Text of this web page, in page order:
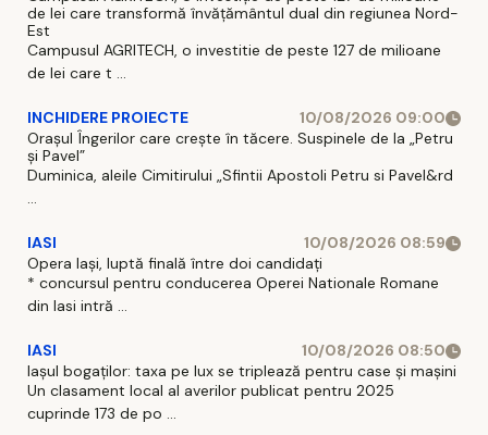
de lei care transformă învățământul dual din regiunea Nord-
Est
Campusul AGRITECH, o investitie de peste 127 de milioane
de lei care t ...
INCHIDERE PROIECTE
10/08/2026 09:00
Orașul Îngerilor care crește în tăcere. Suspinele de la „Petru
și Pavel”
Duminica, aleile Cimitirului „Sfintii Apostoli Petru si Pavel&rd
...
IASI
10/08/2026 08:59
Opera Iași, luptă finală între doi candidați
* concursul pentru conducerea Operei Nationale Romane
din Iasi intră ...
IASI
10/08/2026 08:50
Iașul bogaților: taxa pe lux se triplează pentru case și mașini
Un clasament local al averilor publicat pentru 2025
cuprinde 173 de po ...